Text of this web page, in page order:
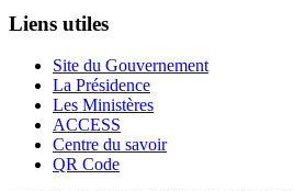
Liens utiles
Site du Gouvernement
La Présidence
Les Ministères
ACCESS
Centre du savoir
QR Code